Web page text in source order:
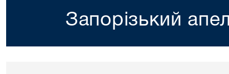
Запорізький